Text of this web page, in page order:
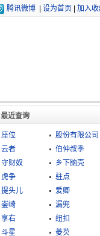
腾讯微博 设为首页 加入收
最近查询
座位
股份有限公司
云者
伯仲叔季
守财奴
乡下脑壳
虎争
驻点
提头儿
爱卿
崟崎
漏兜
享右
纽扣
斗星
菱芡